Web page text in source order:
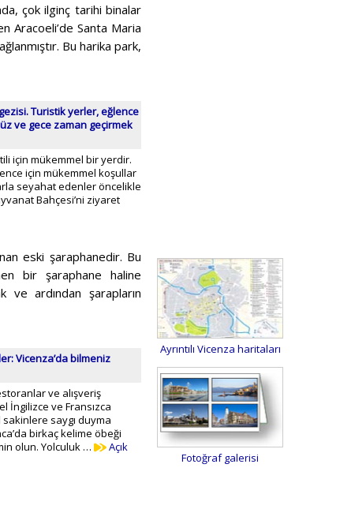
çok ilginç tarihi binalar
Aracoeli’de Santa Maria
Bu harika park,
Turistik yerler, eğlence
ve gece zaman geçirmek
için mükemmel bir yerdir.
için mükemmel koşullar
seyahat edenler öncelikle
Bahçesi’ni ziyaret
eski şaraphanedir. Bu
bir şaraphane haline
ve ardından şarapların
Vicenza’da bilmeniz
ve alışveriş
İngilizce ve Fransızca
saygı duyma
birkaç kelime öbeği
olun. Yolculuk …
Açık
Ayrıntılı Vicenza haritaları
Fotoğraf galerisi